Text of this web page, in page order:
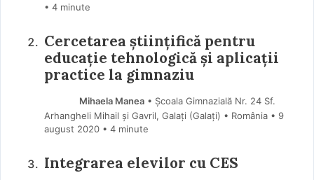
• 4 minute
Cercetarea științifică pentru
educație tehnologică și aplicații
practice la gimnaziu
Mihaela Manea• Școala Gimnazială Nr. 24 Sf.
Arhangheli Mihail și Gavril, Galați (Galaţi) • România
9
august 2020 • 4 minute
Integrarea elevilor cu CES